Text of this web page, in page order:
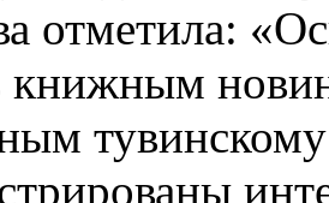
отметила:
книжным